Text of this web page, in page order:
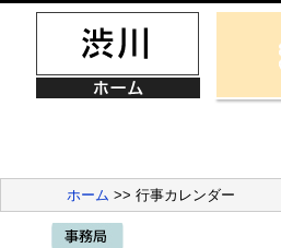
ホーム >> 行事カレンダー